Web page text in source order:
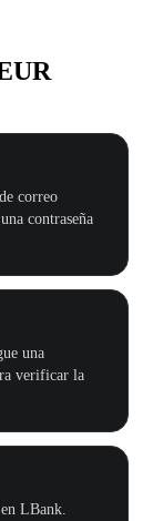
correo
contraseña
una
verificar la
LBank.